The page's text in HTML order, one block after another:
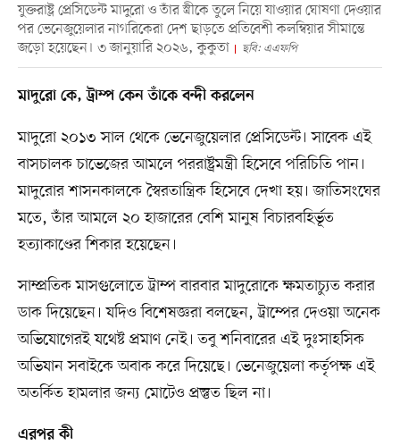
যুক্তরাষ্ট্র প্রেসিডেন্ট মাদুরো ও তাঁর স্ত্রীকে তুলে নিয়ে যাওয়ার ঘোষণা দেওয়ার
পর ভেনেজুয়েলার নাগরিকেরা দেশ ছাড়তে প্রতিবেশী কলম্বিয়ার সীমান্তে
জড়ো হয়েছেন। ৩ জানুয়ারি ২০২৬, কুকুতা
ছবি: এএফপি
মাদুরো কে, ট্রাম্প কেন তাঁকে বন্দী করলেন
মাদুরো ২০১৩ সাল থেকে ভেনেজুয়েলার প্রেসিডেন্ট। সাবেক এই
বাসচালক চাভেজের আমলে পররাষ্ট্রমন্ত্রী হিসেবে পরিচিতি পান।
মাদুরোর শাসনকালকে স্বৈরতান্ত্রিক হিসেবে দেখা হয়। জাতিসংঘের
মতে, তাঁর আমলে ২০ হাজারের বেশি মানুষ বিচারবহির্ভূত
হত্যাকাণ্ডের শিকার হয়েছেন।
সাম্প্রতিক মাসগুলোতে ট্রাম্প বারবার মাদুরোকে ক্ষমতাচ্যুত করার
ডাক দিয়েছেন। যদিও বিশেষজ্ঞরা বলছেন, ট্রাম্পের দেওয়া অনেক
অভিযোগেরই যথেষ্ট প্রমাণ নেই। তবু শনিবারের এই দুঃসাহসিক
অভিযান সবাইকে অবাক করে দিয়েছে। ভেনেজুয়েলা কর্তৃপক্ষ এই
অতর্কিত হামলার জন্য মোটেও প্রস্তুত ছিল না।
এরপর কী